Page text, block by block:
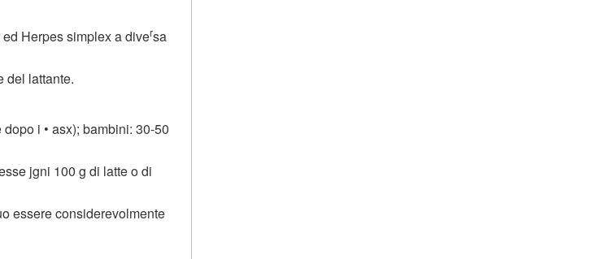
Herpes simplex a diversa
del lattante.
i • asx); bambini: 30-50
jgni 100 g di latte o di
essere considerevolmente